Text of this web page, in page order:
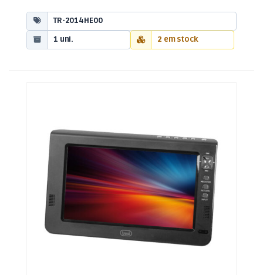
TR-2014HE00
1 uni.
2 em stock